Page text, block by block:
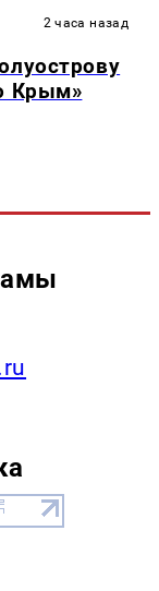
2 часа назад
Крым»